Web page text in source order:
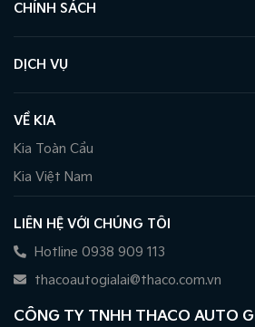
CHÍNH SÁCH
DỊCH VỤ
VỀ KIA
Kia Toàn Cầu
Kia Việt Nam
LIÊN HỆ VỚI CHÚNG TÔI
Hotline 0938 909 113
thacoautogialai@thaco.com.vn
CÔNG TY TNHH THACO AUTO